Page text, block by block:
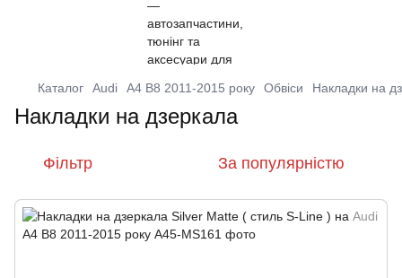
Каталог Audi A4 B8 2011-2015 року Обвіси Накладки на
Накладки на дзеркала
Фільтр За популярністю